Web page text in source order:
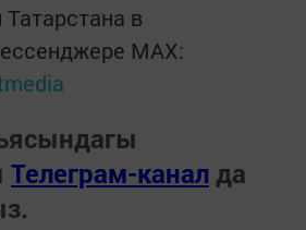
в
MАХ:
Телеграм-канал да